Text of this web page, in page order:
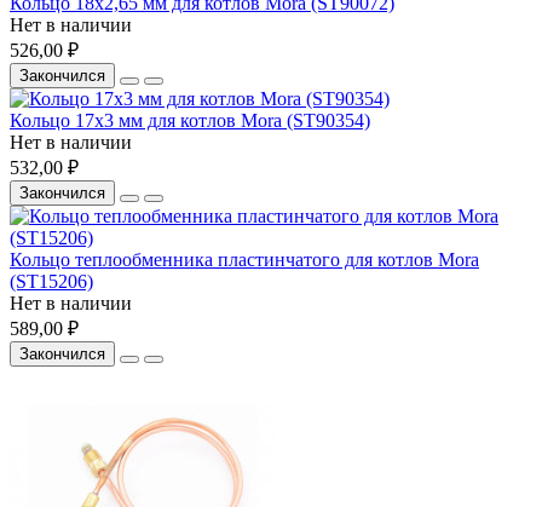
Нет в наличии
526,00 ₽
Закончился
Кольцо 17х3 мм для котлов Mora (ST90354)
Нет в наличии
532,00 ₽
Закончился
Кольцо теплообменника пластинчатого для котлов Mora
(ST15206)
Нет в наличии
589,00 ₽
Закончился